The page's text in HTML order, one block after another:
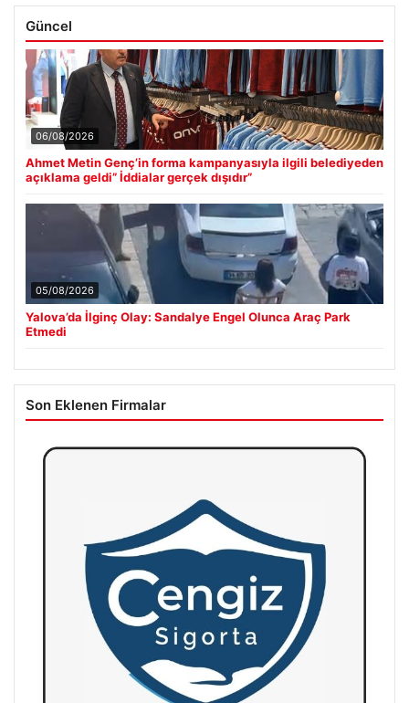
Güncel
06/08/2026
Ahmet Metin Genç’in forma kampanyasıyla ilgili belediyeden
açıklama geldi” İddialar gerçek dışıdır”
05/08/2026
Yalova’da İlginç Olay: Sandalye Engel Olunca Araç Park
Etmedi
Son Eklenen Firmalar